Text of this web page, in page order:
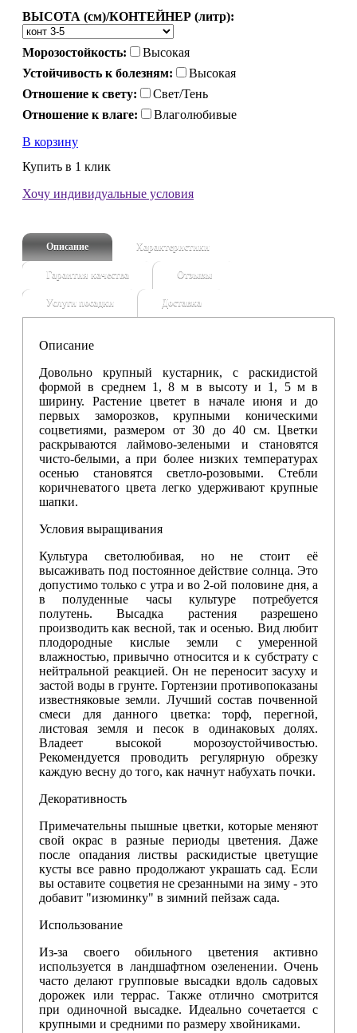
ВЫСОТА (см)/КОНТЕЙНЕР (литр):
Морозостойкость:
Высокая
Устойчивость к болезням:
Высокая
Отношение к свету:
Свет/Тень
Отношение к влаге:
Влаголюбивые
В корзину
Купить в 1 клик
Хочу индивидуальные условия
Описание Характеристики
Гарантия качества Отзывы
Услуги посадки Доставка
Описание
Довольно крупный кустарник, с раскидистой
формой в среднем 1, 8 м в высоту и 1, 5 м в
ширину. Растение цветет в начале июня и до
первых заморозков, крупными коническими
соцветиями, размером от 30 до 40 см. Цветки
раскрываются лаймово-зелеными и становятся
чисто-белыми, а при более низких температурах
осенью становятся светло-розовыми. Стебли
коричневатого цвета легко удерживают крупные
шапки.
Условия выращивания
Культура светолюбивая, но не стоит её
высаживать под постоянное действие солнца. Это
допустимо только с утра и во 2-ой половине дня, а
в полуденные часы культуре потребуется
полутень. Высадка растения разрешено
производить как весной, так и осенью. Вид любит
плодородные кислые земли с умеренной
влажностью, привычно относится и к субстрату с
нейтральной реакцией. Он не переносит засуху и
застой воды в грунте. Гортензии противопоказаны
известняковые земли. Лучший состав почвенной
смеси для данного цветка: торф, перегной,
листовая земля и песок в одинаковых долях.
Владеет высокой морозоустойчивостью.
Рекомендуется проводить регулярную обрезку
каждую весну до того, как начнут набухать почки.
Декоративность
Примечательны пышные цветки, которые меняют
свой окрас в разные периоды цветения. Даже
после опадания листвы раскидистые цветущие
кусты все равно продолжают украшать сад. Если
вы оставите соцветия не срезанными на зиму - это
добавит "изюминку" в зимний пейзаж сада.
Использование
Из-за своего обильного цветения активно
используется в ландшафтном озеленении. Очень
часто делают групповые высадки вдоль садовых
дорожек или террас. Также отлично смотрится
при одиночной высадке. Идеально сочетается с
крупными и средними по размеру хвойниками.